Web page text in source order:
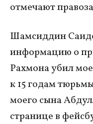
отмечают
Шамсиддин
информацию о
Рахмона убил
к 15 годам
моего сына
странице в